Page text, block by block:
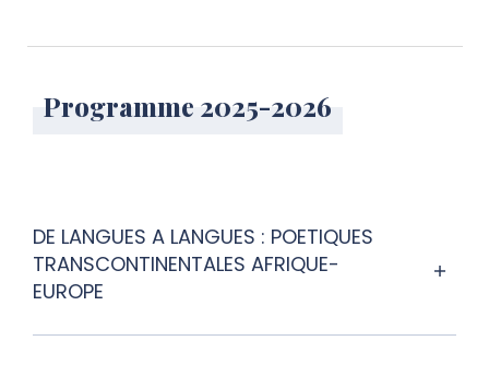
Programme 2025-2026
DE LANGUES A LANGUES : POETIQUES
TRANSCONTINENTALES AFRIQUE-
EUROPE